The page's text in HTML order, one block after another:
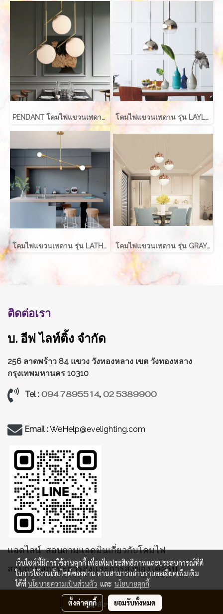
สั่งซื้อสินค้า
PENDANT โคมไฟแขวนเพดาน รุ่น ABALL สำหรับใส่หลอด E27 จำนวน 1 ดวง โคมไฟแขวนเพดาน รุ่น LAYLA EVE-00416 สำหรับใส่หลอด E27 จำนวน 1 ดวง
โคมไฟแขวนเพดาน รุ่น LATHER EVE-00411 สำหรับใส่หลอด E27 จำนวน 2 ดวง โคมไฟแขวนเพดาน รุ่น GRAYCE EVE-00417 LED 5W
ติดต่อเรา
บ. อีฟ ไลท์ติ้ง จำกัด
256 ลาดพร้าว 84 แขวง วังทองหลาง เขต วังทองหลาง
กรุงเทพมหานคร 10310
Tel : 094 7895514,02 5389900
Email :WeHelp@evelighting.com
แอดไลน์ สอบถามแอดมินเกี่ยวกับโคมไฟ
สอบถามสถานะการสั่งและการส่งของได้ครับ
เว็บไซต์นี้มีการใช้งานคุกกี้ เพื่อเพิ่มประสิทธิภาพและประสบการณ์ที่ดี
ในการใช้งานเว็บไซต์ของท่าน ท่านสามารถอ่านรายละเอียดเพิ่มเติม
ได้ที่นโยบายความเป็นส่วนตัว และ นโยบายคุกกี้
ตั้งค่าคุกกี้ ยอมรับทั้งหมด